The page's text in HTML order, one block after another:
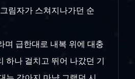
림자가 스쳐지나가던 순
며 급한대로 내복 위에 대충
하나 걸치고 뛰어 나갔던 기